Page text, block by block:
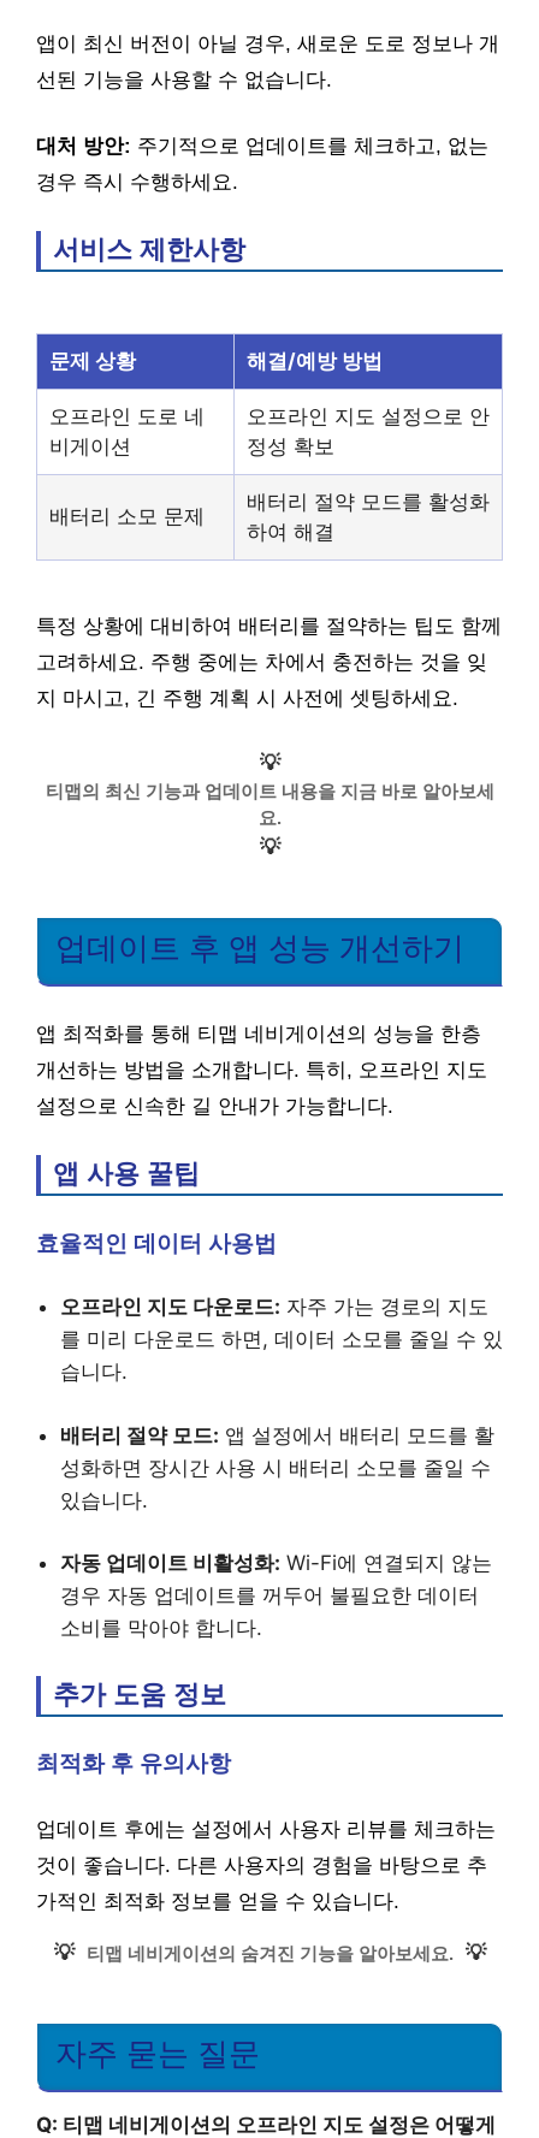
앱이 최신 버전이 아닐 경우, 새로운 도로 정보나 개
선된 기능을 사용할 수 없습니다.
대처 방안: 주기적으로 업데이트를 체크하고, 없는
경우 즉시 수행하세요.
서비스 제한사항
문제 상황 해결/예방 방법
오프라인 도로 네
비게이션
오프라인 지도 설정으로 안
정성 확보
배터리 소모 문제
배터리 절약 모드를 활성화
하여 해결
특정 상황에 대비하여 배터리를 절약하는 팁도 함께
고려하세요. 주행 중에는 차에서 충전하는 것을 잊
지 마시고, 긴 주행 계획 시 사전에 셋팅하세요.
💡
티맵의 최신 기능과 업데이트 내용을 지금 바로 알아보세
요.
💡
업데이트 후 앱 성능 개선하기
앱 최적화를 통해 티맵 네비게이션의 성능을 한층
개선하는 방법을 소개합니다. 특히, 오프라인 지도
설정으로 신속한 길 안내가 가능합니다.
앱 사용 꿀팁
효율적인 데이터 사용법
오프라인 지도 다운로드: 자주 가는 경로의 지도
를 미리 다운로드 하면, 데이터 소모를 줄일 수 있
습니다.
배터리 절약 모드: 앱 설정에서 배터리 모드를 활
성화하면 장시간 사용 시 배터리 소모를 줄일 수
있습니다.
자동 업데이트 비활성화: Wi-Fi에 연결되지 않는
경우 자동 업데이트를 꺼두어 불필요한 데이터
소비를 막아야 합니다.
추가 도움 정보
최적화 후 유의사항
업데이트 후에는 설정에서 사용자 리뷰를 체크하는
것이 좋습니다. 다른 사용자의 경험을 바탕으로 추
가적인 최적화 정보를 얻을 수 있습니다.
💡 티맵 네비게이션의 숨겨진 기능을 알아보세요. 💡
자주 묻는 질문
Q: 티맵 네비게이션의 오프라인 지도 설정은 어떻게